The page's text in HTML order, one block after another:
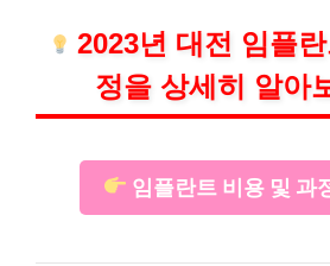
2023년 대전 임플
정을 상세히 알아
임플란트 비용 및 과